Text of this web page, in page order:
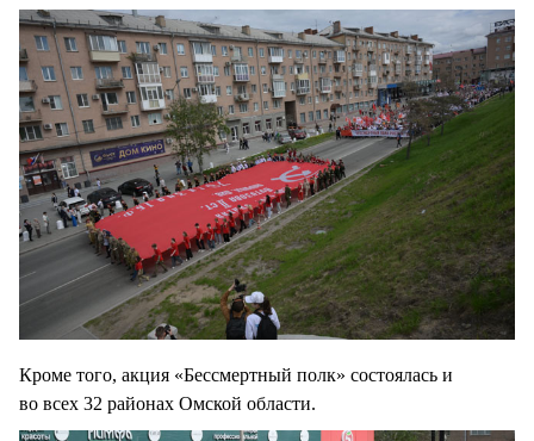
Кроме того, акция «Бессмертный полк» состоялась и
во всех 32 районах Омской области.